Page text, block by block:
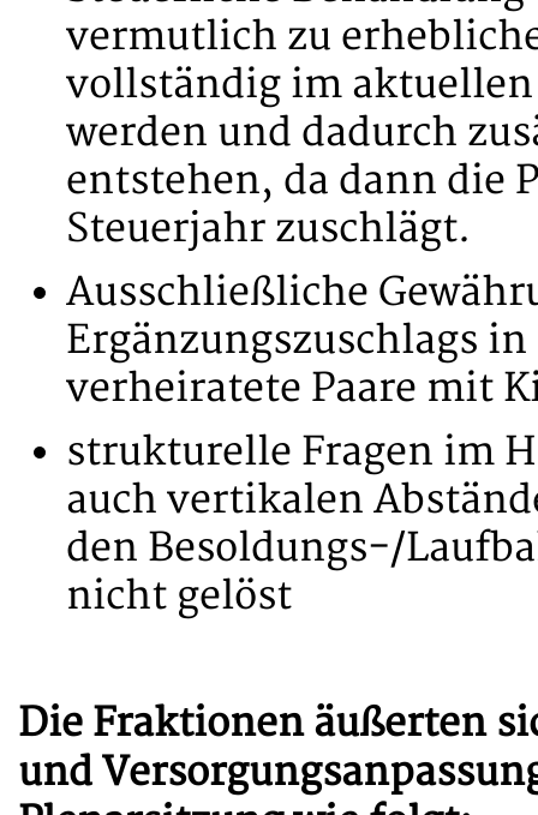
vermutlich zu
vollständig im
werden und dadurch
entstehen, da dann die
Steuerjahr zuschlägt.
Ausschließliche
Ergänzungszuschlags
verheiratete Paare mit
strukturelle Fragen im
auch vertikalen
den Besoldungs-/
nicht gelöst
Die Fraktionen äußerten
und